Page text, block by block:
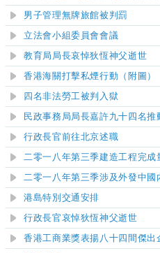
男子管理無牌旅館被判罰
立法會小組委員會會議
教育局局長哀悼狄恆神父逝世
香港海關打擊私煙行動（附圖）
四名非法勞工被判入獄
民政事務局局長嘉許九十四名推
行政長官前往北京述職
二零一八年第三季建造工程完成
二零一八年第三季涉及外發中國
港島特別交通安排
行政長官哀悼狄恆神父逝世
香港工商業獎表揚八十四間傑出